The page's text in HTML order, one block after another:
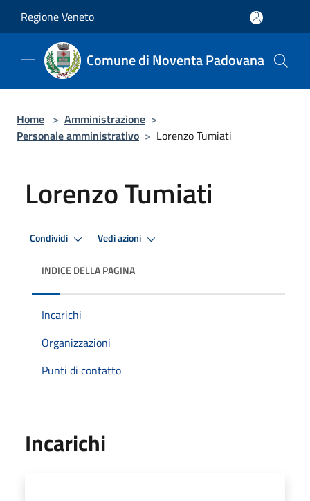
Regione Veneto
Comune di Noventa Padovana
Home > Amministrazione >
Personale amministrativo > Lorenzo Tumiati
Lorenzo Tumiati
Condividi Vedi azioni
INDICE DELLA PAGINA
Incarichi
Organizzazioni
Punti di contatto
Incarichi